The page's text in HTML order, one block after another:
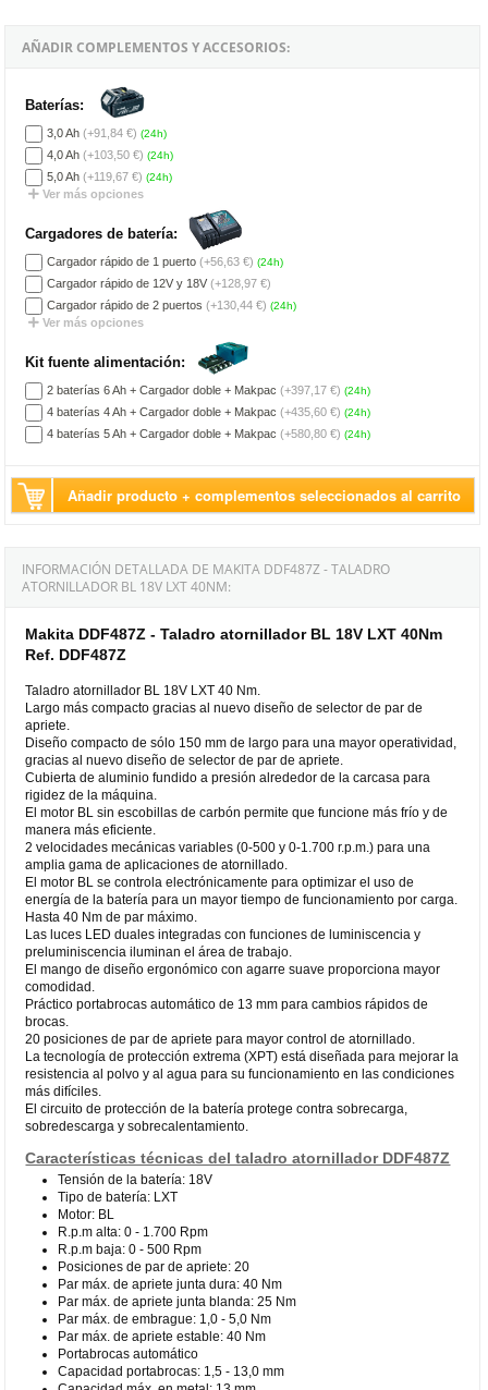
AÑADIR COMPLEMENTOS Y ACCESORIOS:
Baterías:
3,0 Ah (+91,84 €) (24h)
4,0 Ah (+103,50 €) (24h)
5,0 Ah (+119,67 €) (24h)
Ver más opciones
Cargadores de batería:
Cargador rápido de 1 puerto (+56,63 €) (24h)
Cargador rápido de 12V y 18V (+128,97 €)
Cargador rápido de 2 puertos (+130,44 €) (24h)
Ver más opciones
Kit fuente alimentación:
2 baterías 6 Ah + Cargador doble + Makpac (+397,17 €) (24h)
4 baterías 4 Ah + Cargador doble + Makpac (+435,60 €) (24h)
4 baterías 5 Ah + Cargador doble + Makpac (+580,80 €) (24h)
Añadir producto + complementos seleccionados al carrito
INFORMACIÓN DETALLADA DE MAKITA DDF487Z - TALADRO
ATORNILLADOR BL 18V LXT 40NM:
Makita DDF487Z - Taladro atornillador BL 18V LXT 40Nm
Ref. DDF487Z
Taladro atornillador BL 18V LXT 40 Nm.
Largo más compacto gracias al nuevo diseño de selector de par de
apriete.
Diseño compacto de sólo 150 mm de largo para una mayor operatividad,
gracias al nuevo diseño de selector de par de apriete.
Cubierta de aluminio fundido a presión alrededor de la carcasa para
rigidez de la máquina.
El motor BL sin escobillas de carbón permite que funcione más frío y de
manera más eficiente.
2 velocidades mecánicas variables (0-500 y 0-1.700 r.p.m.) para una
amplia gama de aplicaciones de atornillado.
El motor BL se controla electrónicamente para optimizar el uso de
energía de la batería para un mayor tiempo de funcionamiento por carga.
Hasta 40 Nm de par máximo.
Las luces LED duales integradas con funciones de luminiscencia y
preluminiscencia iluminan el área de trabajo.
El mango de diseño ergonómico con agarre suave proporciona mayor
comodidad.
Práctico portabrocas automático de 13 mm para cambios rápidos de
brocas.
20 posiciones de par de apriete para mayor control de atornillado.
La tecnología de protección extrema (XPT) está diseñada para mejorar la
resistencia al polvo y al agua para su funcionamiento en las condiciones
más difíciles.
El circuito de protección de la batería protege contra sobrecarga,
sobredescarga y sobrecalentamiento.
Características técnicas del taladro atornillador DDF487Z
Tensión de la batería: 18V
Tipo de batería: LXT
Motor: BL
R.p.m alta: 0 - 1.700 Rpm
R.p.m baja: 0 - 500 Rpm
Posiciones de par de apriete: 20
Par máx. de apriete junta dura: 40 Nm
Par máx. de apriete junta blanda: 25 Nm
Par máx. de embrague: 1,0 - 5,0 Nm
Par máx. de apriete estable: 40 Nm
Portabrocas automático
Capacidad portabrocas: 1,5 - 13,0 mm